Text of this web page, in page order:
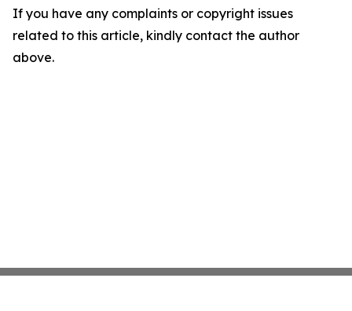
If you have any complaints or copyright issues
related to this article, kindly contact the author
above.